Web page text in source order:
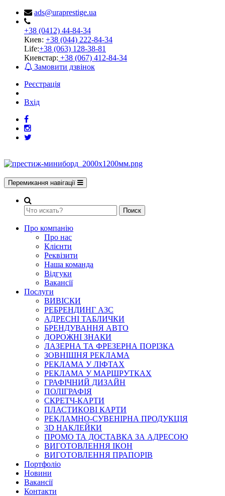
ads@uraprestige.ua
+38 (0412) 44-84-34
Киев: +38 (044) 222-84-34
Life:+38 (063) 128-38-81
Киевстар: +38 (067) 412-84-34
Замовити дзвінок
Реєстрація
Вхід
Перемикання навігації
Поиск
Про компанію
Про нас
Клієнти
Реквізити
Наша команда
Відгуки
Вакансії
Послуги
ВИВІСКИ
РЕБРЕНДИНГ АЗС
АДРЕСНІ ТАБЛИЧКИ
БРЕНДУВАННЯ АВТО
ДОРОЖНІ ЗНАКИ
ЛАЗЕРНА ТА ФРЕЗЕРНА ПОРІЗКА
ЗОВНІШНЯ РЕКЛАМА
РЕКЛАМА У ЛІФТАХ
РЕКЛАМА У МАРШРУТКАХ
ГРАФІЧНИЙ ДИЗАЙН
ПОЛІГРАФІЯ
СКРЕТЧ-КАРТИ
ПЛАСТИКОВІ КАРТИ
РЕКЛАМНО-СУВЕНІРНА ПРОДУКЦІЯ
3D НАКЛЕЙКИ
ПРОМО ТА ДОСТАВКА ЗА АДРЕСОЮ
ВИГОТОВЛЕННЯ ІКОН
ВИГОТОВЛЕННЯ ПРАПОРІВ
Портфоліо
Новини
Вакансії
Контакти